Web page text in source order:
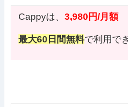
Cappyは、 3,980円/月額
最大60日間無料で利用で